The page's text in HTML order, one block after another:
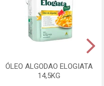
ÓLEO ALGODAO ELOGIATA
14,5KG